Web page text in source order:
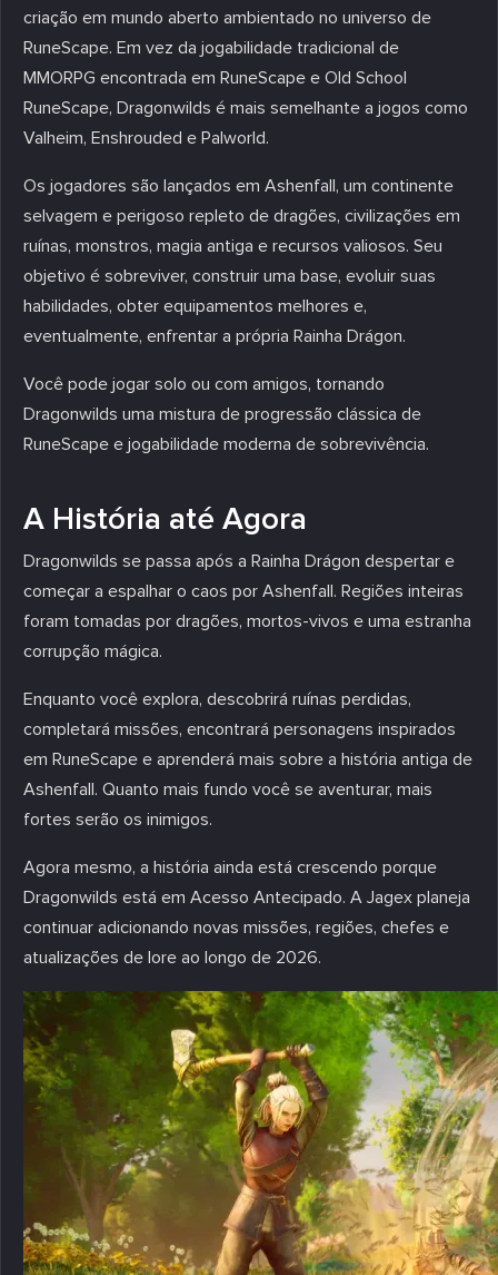
criação em mundo aberto ambientado no universo de
RuneScape. Em vez da jogabilidade tradicional de
MMORPG encontrada em RuneScape e Old School
RuneScape, Dragonwilds é mais semelhante a jogos como
Valheim, Enshrouded e Palworld.
Os jogadores são lançados em Ashenfall, um continente
selvagem e perigoso repleto de dragões, civilizações em
ruínas, monstros, magia antiga e recursos valiosos. Seu
objetivo é sobreviver, construir uma base, evoluir suas
habilidades, obter equipamentos melhores e,
eventualmente, enfrentar a própria Rainha Drágon.
Você pode jogar solo ou com amigos, tornando
Dragonwilds uma mistura de progressão clássica de
RuneScape e jogabilidade moderna de sobrevivência.
A História até Agora
Dragonwilds se passa após a Rainha Drágon despertar e
começar a espalhar o caos por Ashenfall. Regiões inteiras
foram tomadas por dragões, mortos-vivos e uma estranha
corrupção mágica.
Enquanto você explora, descobrirá ruínas perdidas,
completará missões, encontrará personagens inspirados
em RuneScape e aprenderá mais sobre a história antiga de
Ashenfall. Quanto mais fundo você se aventurar, mais
fortes serão os inimigos.
Agora mesmo, a história ainda está crescendo porque
Dragonwilds está em Acesso Antecipado. A Jagex planeja
continuar adicionando novas missões, regiões, chefes e
atualizações de lore ao longo de 2026.